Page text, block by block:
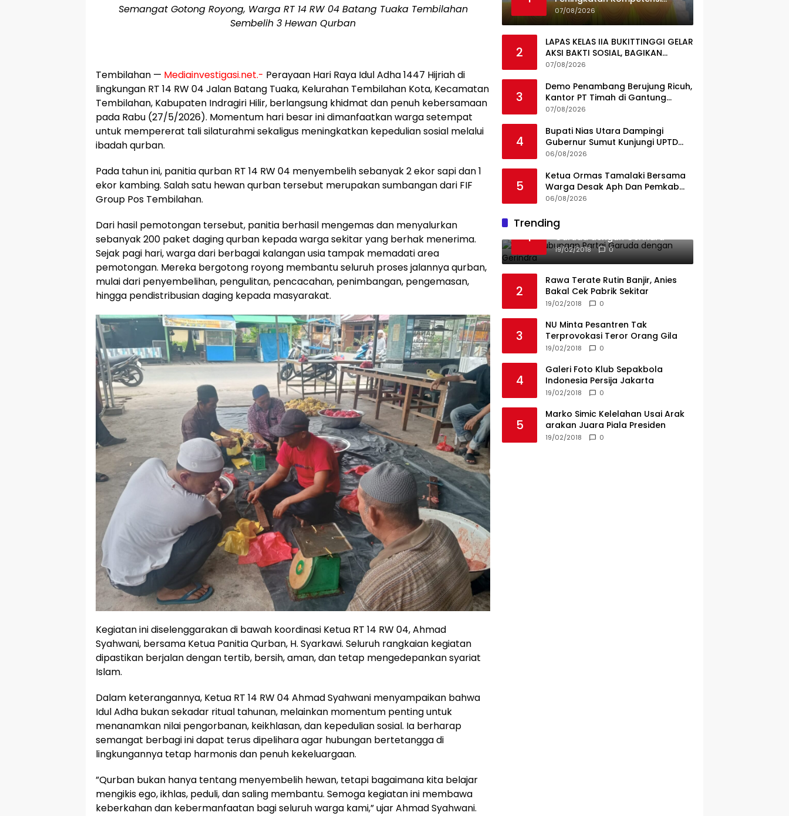
Semangat Gotong Royong, Warga RT 14 RW 04 Batang Tuaka Tembilahan
Sembelih 3 Hewan Qurban
​Tembilahan — Mediainvestigasi.net.- Perayaan Hari Raya Idul Adha 1447 Hijriah di
lingkungan RT 14 RW 04 Jalan Batang Tuaka, Kelurahan Tembilahan Kota, Kecamatan
Tembilahan, Kabupaten Indragiri Hilir, berlangsung khidmat dan penuh kebersamaan
pada Rabu (27/5/2026). Momentum hari besar ini dimanfaatkan warga setempat
untuk mempererat tali silaturahmi sekaligus meningkatkan kepedulian sosial melalui
ibadah qurban.
​Pada tahun ini, panitia qurban RT 14 RW 04 menyembelih sebanyak 2 ekor sapi dan 1
ekor kambing. Salah satu hewan qurban tersebut merupakan sumbangan dari FIF
Group Pos Tembilahan.
Dari hasil pemotongan tersebut, panitia berhasil mengemas dan menyalurkan
sebanyak 200 paket daging qurban kepada warga sekitar yang berhak menerima.
​Sejak pagi hari, warga dari berbagai kalangan usia tampak memadati area
pemotongan. Mereka bergotong royong membantu seluruh proses jalannya qurban,
mulai dari penyembelihan, pengulitan, pencacahan, penimbangan, pengemasan,
hingga pendistribusian daging kepada masyarakat.
​Kegiatan ini diselenggarakan di bawah koordinasi Ketua RT 14 RW 04, Ahmad
Syahwani, bersama Ketua Panitia Qurban, H. Syarkawi. Seluruh rangkaian kegiatan
dipastikan berjalan dengan tertib, bersih, aman, dan tetap mengedepankan syariat
Islam.
​Dalam keterangannya, Ketua RT 14 RW 04 Ahmad Syahwani menyampaikan bahwa
Idul Adha bukan sekadar ritual tahunan, melainkan momentum penting untuk
menanamkan nilai pengorbanan, keikhlasan, dan kepedulian sosial. Ia berharap
semangat berbagi ini dapat terus dipelihara agar hubungan bertetangga di
lingkungannya tetap harmonis dan penuh kekeluargaan.
​”Qurban bukan hanya tentang menyembelih hewan, tetapi bagaimana kita belajar
mengikis ego, ikhlas, peduli, dan saling membantu. Semoga kegiatan ini membawa
keberkahan dan kebermanfaatan bagi seluruh warga kami,” ujar Ahmad Syahwani.
Guru, Pemkab Jajaki Kerja
Sama dengan Pascasarjana
07/08/2026
2
LAPAS KELAS IIA BUKITTINGGI GELAR
AKSI BAKTI SOSIAL, BAGIKAN
SEMBAKO KEPADA MASYARAKAT
07/08/2026
3
Demo Penambang Berujung Ricuh,
Kantor PT Timah di Gantung
Terbakar; Tuntutan Tata Niaga
07/08/2026
4
Bupati Nias Utara Dampingi
Gubernur Sumut Kunjungi UPTD
Puskesmas Lahewa
06/08/2026
5
Ketua Ormas Tamalaki Bersama
Warga Desak Aph Dan Pemkab
Konsel Tangkap Pelaku Angkut
PT KAP Melintas Jalan Umum
06/08/2026
Trending
1
Ini Dia Hubungan Partai
Garuda dengan Gerindra
19/02/2018 0
2
Rawa Terate Rutin Banjir, Anies
Bakal Cek Pabrik Sekitar
19/02/2018 0
3
NU Minta Pesantren Tak
Terprovokasi Teror Orang Gila
19/02/2018 0
4
Galeri Foto Klub Sepakbola
Indonesia Persija Jakarta
19/02/2018 0
5
Marko Simic Kelelahan Usai Arak
arakan Juara Piala Presiden
19/02/2018 0